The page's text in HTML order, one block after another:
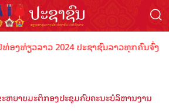
ງທ່ຽວລາວ 2024 ປະຊາຊົນລາວທຸກຄົນຈົ່ງພ້
ຫຍາຍມະຕິກອງປະຊຸມຄົບຄະນະບໍລິຫານງານ